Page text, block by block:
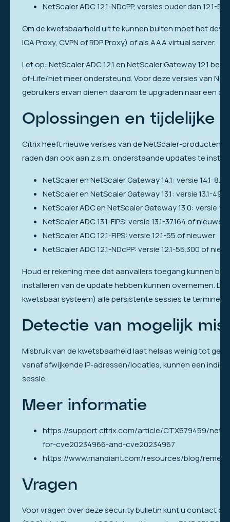
NetScaler ADC 12.1-NDcPP, versies ouder dan 12.1-
Om de kwetsbaarheid uit te kunnen buiten moet het
ICA Proxy, CVPN of RDP Proxy) of als AAA virtual server.
Let op: NetScaler ADC 12.1 en NetScaler Gateway 12.1
of-Life/niet meer ondersteund. Voor deze versies van
gebruikers ervan dienen daarom te upgraden naar een
Oplossingen en tijdelijke
Citrix heeft nieuwe versies van de NetScaler-producten
raden dan ook aan z.s.m. onderstaande updates te
NetScaler en NetScaler Gateway 14.1: versie 14.1-
NetScaler en NetScaler Gateway 13.1: versie 13.1-
NetScaler ADC en NetScaler Gateway 13.0: versie
NetScaler ADC 13.1-FIPS: versie 13.1-37.164 of nieuwer
NetScaler ADC 12.1-FIPS: versie 12.1-55.of nieuwer
NetScaler ADC 12.1-NDcPP: versie 12.1-55.300 of
Houd er rekening mee dat aanvallers toegang kunnen
installeren van de update hebben kunnen overnemen.
kwetsbaar systeem) alle persistente sessies te
Detectie van mogelijk
Misbruik van de kwetsbaarheid laat helaas weinig tot
vanaf afwijkende IP-adressen/locaties, kunnen een
sessie.
Meer informatie
https://support.citrix.com/article/CTX579459/
for-cve20234966-and-cve20234967
https://www.mandiant.com/resources/blog/
Vragen
Voor vragen over deze security bulletin kunt u contact